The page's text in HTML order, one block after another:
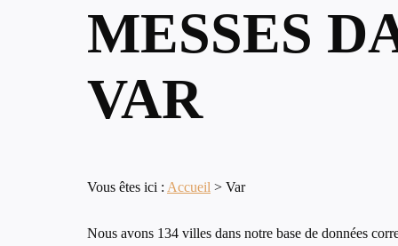
MESSES
VAR
Vous êtes ici : Accueil > Var
Nous avons 134 villes dans notre base de données